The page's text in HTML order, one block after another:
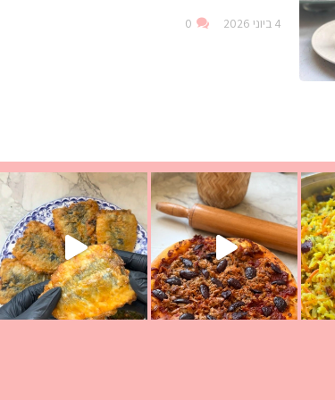
4 ביוני 2026 0
בתרגום לעברית, מחותניםמתכון ראש